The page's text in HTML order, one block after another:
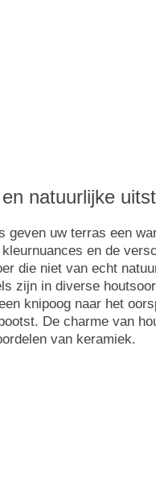
natuurlijke
geven uw terras een
en de
die niet van echt
zijn in diverse
knipoog naar het
De charme van
van keramiek.